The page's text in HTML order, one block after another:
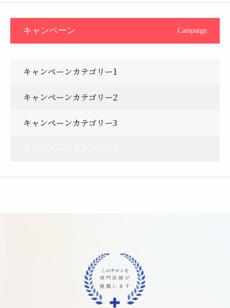
キャンペーン Campaign
キャンペーンカテゴリー1
キャンペーンカテゴリー2
キャンペーンカテゴリー3